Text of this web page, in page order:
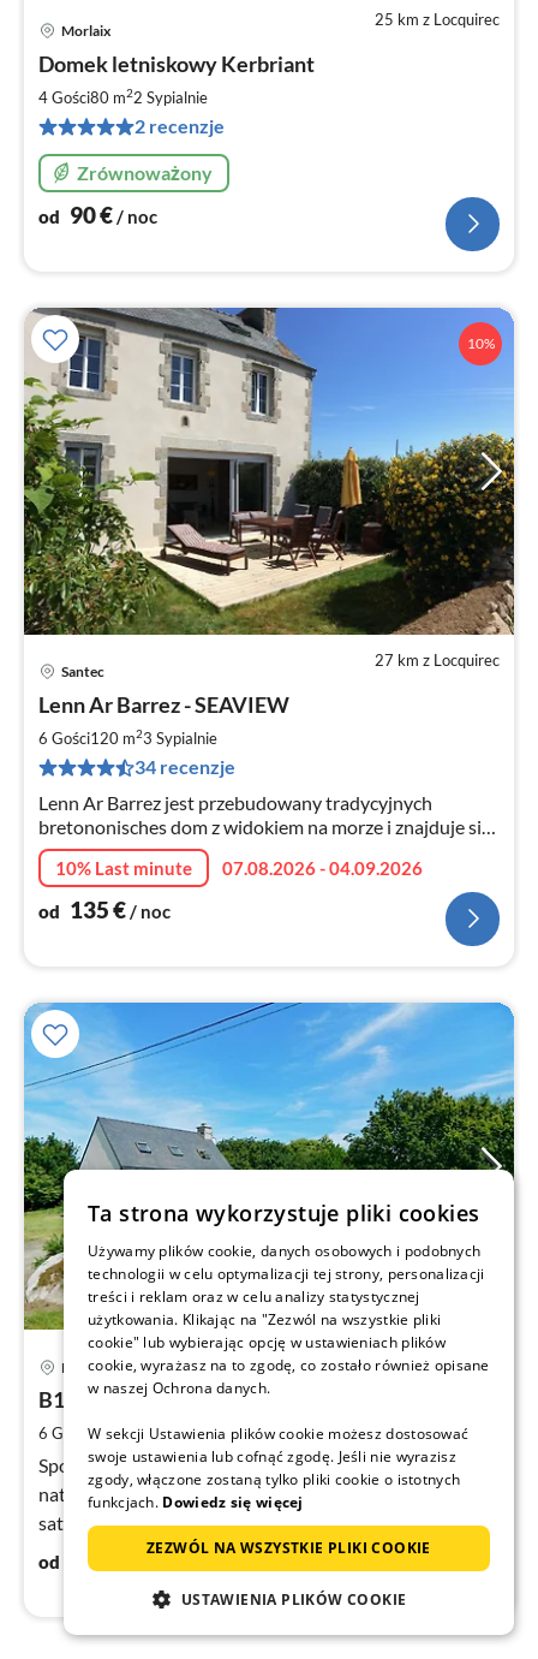
25 km z Locquirec
Morlaix
Domek letniskowy Kerbriant
4 Gości80 m22 Sypialnie
2 recenzje
Zrównoważony
od 90€ / noc
10%
27 km z Locquirec
Santec
Lenn Ar Barrez - SEAVIEW
6 Gości120 m23 Sypialnie
34 recenzje
Lenn Ar Barrez jest przebudowany tradycyjnych
bretononisches dom z widokiem na morze i znajduje się
w odległości 300 metrów od plaży. W spokojnej okolicy,
otoczony polami
10% Last minute
07.08.2026 - 04.09.2026
od 135€/ noc
30 km z Locquirec
Penvenan
B1410 Penvenan-pi
6 Gości110 m2 3Sypialnie
Spokojne i wiejskim domu z wielkim ogrodem
naturalnym nad pięknym wybrzeżu TREGOR. Telewizja
satelitarna. Internetowe.
od 92
Ta strona wykorzystuje pliki cookies
Używamy plików cookie, danych osobowych i podobnych
technologii w celu optymalizacji tej strony, personalizacji
treści i reklam oraz w celu analizy statystycznej
użytkowania. Klikając na "Zezwól na wszystkie pliki
cookie" lub wybierając opcję w ustawieniach plików
cookie, wyrażasz na to zgodę, co zostało również opisane
w naszej Ochrona danych.
W sekcji Ustawienia plików cookie możesz dostosować
swoje ustawienia lub cofnąć zgodę. Jeśli nie wyrazisz
zgody, włączone zostaną tylko pliki cookie o istotnych
funkcjach. Dowiedz się więcej
ZEZWÓL NA WSZYSTKIE PLIKI COOKIE
USTAWIENIA PLIKÓW COOKIE